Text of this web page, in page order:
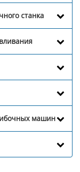
станка
машин